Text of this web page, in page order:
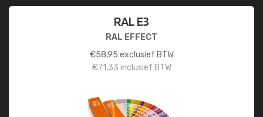
RAL E3
RAL EFFECT
€58,95 exclusief BTW
€71,33 inclusief BTW